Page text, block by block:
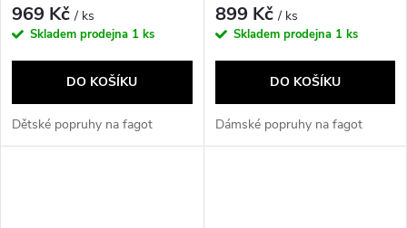
969 Kč/ ks
Skladem prodejna 1 ks
DO KOŠÍKU
Dětské popruhy na fagot
899 Kč/ ks
Skladem prodejna 1 ks
DO KOŠÍKU
Dámské popruhy na fagot